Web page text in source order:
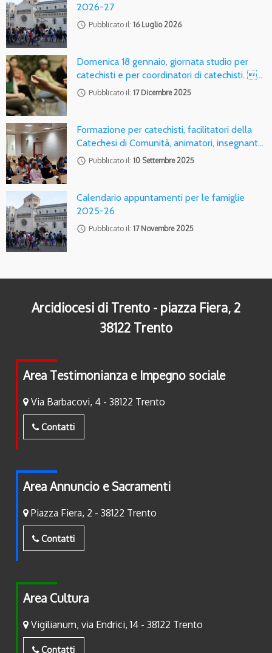
2026-27
access_time Pubblicato il: 16 Luglio 2026
Domenica 18 gennaio, giornata studio per
catechisti e per coordinatori di catechisti. …
access_time Pubblicato il: 17 Dicembre 2025
Formazione per catechisti, facilitatori della
Catechesi di Comunità, animatori, insegnant…
access_time Pubblicato il: 10 Settembre 2025
Calendario appuntamenti per le famiglie
2025-26
access_time Pubblicato il: 17 Novembre 2025
Arcidiocesi di Trento - piazza Fiera, 2
38122 Trento
Area Testimonianza e Impegno sociale
Via Barbacovi, 4 - 38122 Trento
Contatti
Area Annuncio e Sacramenti
Piazza Fiera, 2 - 38122 Trento
Contatti
Area Cultura
Vigilianum, via Endrici, 14 - 38122 Trento
Contatti